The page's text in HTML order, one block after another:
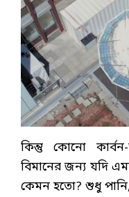
কিন্তু কোনো
বিমানের জন্য যদি
কেমন হতো? শুধু